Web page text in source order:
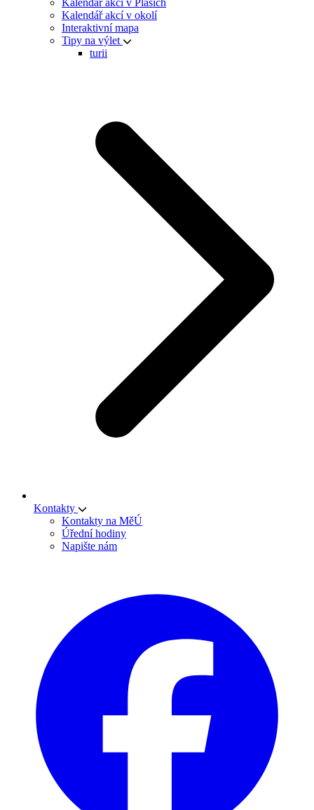
Kalendář akcí v okolí
Interaktivní mapa
Tipy na výlet
turii
Kontakty
Kontakty na MěÚ
Úřední hodiny
Napište nám